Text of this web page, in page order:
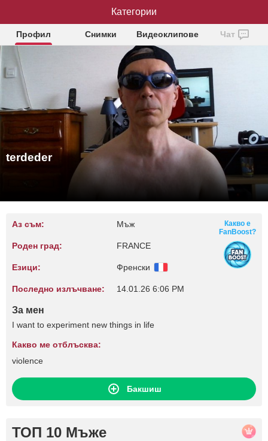
terdeder
Профил Снимки Видеоклипове Чат
terdeder
Аз съм: Мъж
Роден град: FRANCE
Езици: Френски
Последно излъчване: 14.01.26 6:06 PM
Какво е
FanBoost?
За мен
I want to experiment new things in life
Какво ме отблъсква:
violence
Бакшиш
ТОП 10 Мъже
Категории